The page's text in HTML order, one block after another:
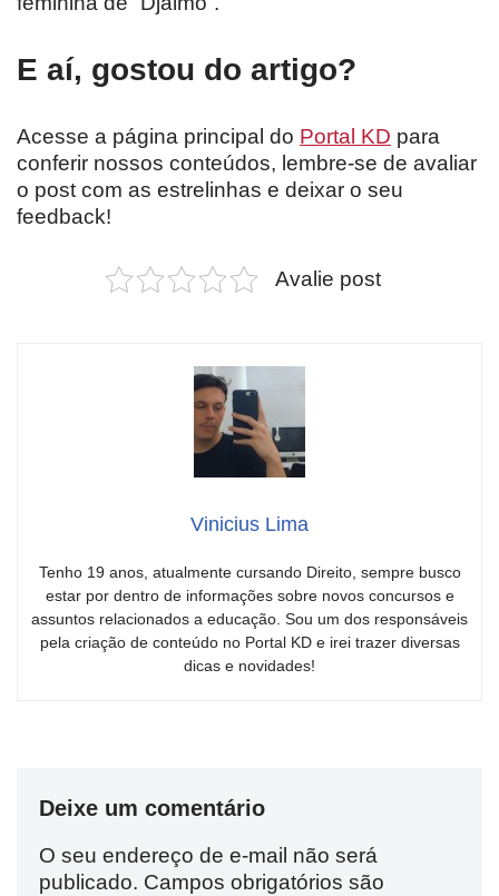
E aí, gostou do artigo?
Acesse a página principal do Portal KD para
conferir nossos conteúdos, lembre-se de avaliar
o post com as estrelinhas e deixar o seu
feedback!
Avalie post
Vinicius Lima
Tenho 19 anos, atualmente cursando Direito, sempre busco
estar por dentro de informações sobre novos concursos e
assuntos relacionados a educação. Sou um dos responsáveis
pela criação de conteúdo no Portal KD e irei trazer diversas
dicas e novidades!
Deixe um comentário
O seu endereço de e-mail não será
publicado. Campos obrigatórios são